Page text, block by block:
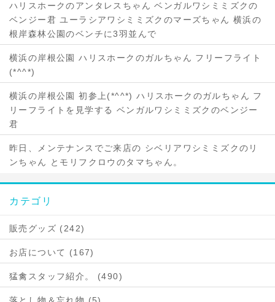
ハリスホークのアンタレスちゃん ベンガルワシミミズクの
ベンジー君 ユーラシアワシミミズクのマーズちゃん 横浜の
根岸森林公園のベンチに3羽並んで
横浜の岸根公園 ハリスホークのガルちゃん フリーフライト
(*^^*)
横浜の岸根公園 初参上(*^^*) ハリスホークのガルちゃん フ
リーフライトを見学する ベンガルワシミミズクのベンジー
君
昨日、メンテナンスでご来店の シベリアワシミミズクのリ
ンちゃん とモリフクロウのタマちゃん。
カテゴリ
販売グッズ (242)
お店について (167)
猛禽スタッフ紹介。 (490)